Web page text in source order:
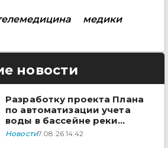
медики
новости
Разработку проекта Плана
по автоматизации учета
воды в бассейне реки
Сырдарья одобрили
Новости7.08.26 14:42